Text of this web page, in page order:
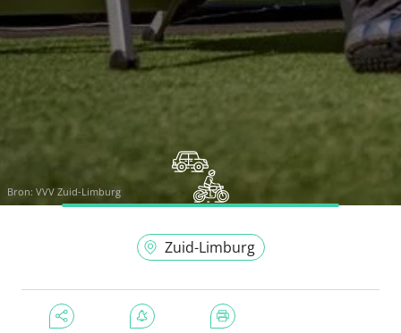
Bron: VVV Zuid-Limburg
Zuid-Limburg